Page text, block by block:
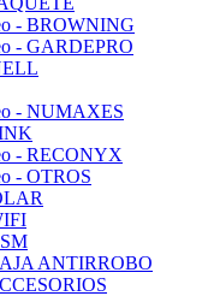
- BROWNING
- GARDEPRO
- NUMAXES
- RECONYX
- OTROS
ANTIRROBO